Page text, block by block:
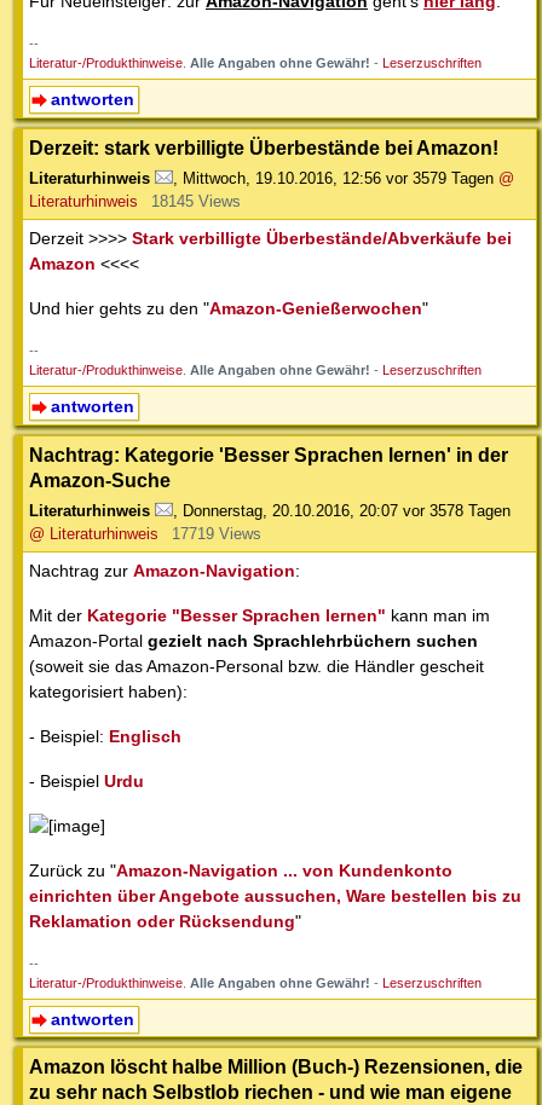
--
Literatur-/Produkthinweise Alle Angaben ohne Gewähr! - Leserzuschriften
antworten
Derzeit: stark verbilligte Überbestände bei Amazon!
Literaturhinweis Mittwoch, 19.10.2016, 12:56 vor 3579 Tagen @
Literaturhinweis
18145 Views
Derzeit >>>> Stark verbilligte Überbestände/Abverkäufe bei
Amazon <<<<
Und hier gehts zu den "Amazon-Genießerwochen"
--
Literatur-/Produkthinweise Alle Angaben ohne Gewähr! - Leserzuschriften
antworten
Nachtrag: Kategorie 'Besser Sprachen lernen' in der
Amazon-Suche
Literaturhinweis Donnerstag, 20.10.2016, 20:07 vor 3578 Tagen
@ Literaturhinweis
17719 Views
Nachtrag zur Amazon-Navigation:
Mit der Kategorie "Besser Sprachen lernen" kann man im
Amazon-Portal gezielt nach Sprachlehrbüchern suchen
(soweit sie das Amazon-Personal bzw. die Händler gescheit
kategorisiert haben):
- Beispiel: Englisch
- Beispiel Urdu
Zurück zu "Amazon-Navigation ... von Kundenkonto
einrichten über Angebote aussuchen, Ware bestellen bis zu
Reklamation oder Rücksendung"
--
Literatur-/Produkthinweise Alle Angaben ohne Gewähr! - Leserzuschriften
antworten
Amazon löscht halbe Million (Buch-) Rezensionen, die
zu sehr nach Selbstlob riechen - und wie man eigene